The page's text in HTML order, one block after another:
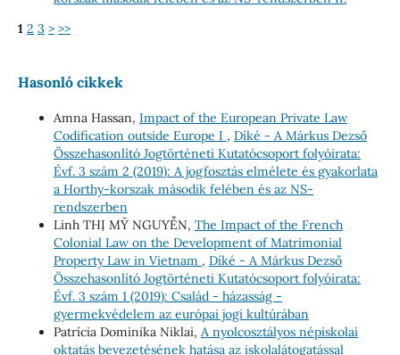
1 2 3 > >>
Hasonló cikkek
Amna Hassan, Impact of the European Private Law
Codification outside Europe I , Díké - A Márkus Dezső
Összehasonlító Jogtörténeti Kutatócsoport folyóirata:
Évf. 3 szám 2 (2019): A jogfosztás elmélete és gyakorlata
a Horthy-korszak második felében és az NS-
rendszerben
Linh THỊ MỸ NGUYỄN, The Impact of the French
Colonial Law on the Development of Matrimonial
Property Law in Vietnam , Díké - A Márkus Dezső
Összehasonlító Jogtörténeti Kutatócsoport folyóirata:
Évf. 3 szám 1 (2019): Család - házasság -
gyermekvédelem az európai jogi kultúrában
Patrícia Dominika Niklai, A nyolcosztályos népiskolai
oktatás bevezetésének hatása az iskolalátogatással